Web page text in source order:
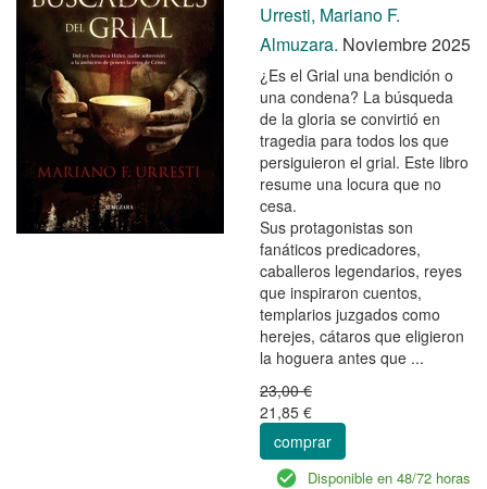
Urresti, Mariano F.
Almuzara. Noviembre 2025
¿Es el Grial una bendición o
una condena? La búsqueda
de la gloria se convirtió en
tragedia para todos los que
persiguieron el grial. Este libro
resume una locura que no
cesa.
Sus protagonistas son
fanáticos predicadores,
caballeros legendarios, reyes
que inspiraron cuentos,
templarios juzgados como
herejes, cátaros que eligieron
la hoguera antes que ...
23,00 €
21,85 €
comprar
Disponible en 48/72 horas